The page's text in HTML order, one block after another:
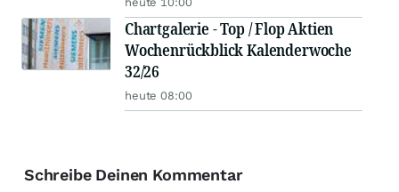
Chartgalerie - Top / Flop Aktien
Wochenrückblick Kalenderwoche
32/26
heute 08:00
Schreibe Deinen Kommentar